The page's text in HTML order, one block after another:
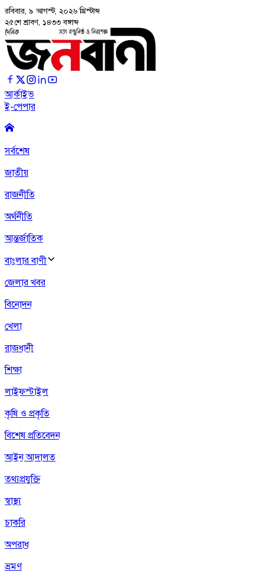
রবিবার, ৯ আগস্ট, ২০২৬ খ্রিস্টাব্দ
২৫শে শ্রাবণ, ১৪৩৩ বঙ্গাব্দ
আর্কাইভ
ই-পেপার
সর্বশেষ
জাতীয়
রাজনীতি
অর্থনীতি
আন্তর্জাতিক
বাংলার বাণী
জেলার খবর
বিনোদন
খেলা
রাজধানী
শিক্ষা
লাইফস্টাইল
কৃষি ও প্রকৃতি
বিশেষ প্রতিবেদন
আইন আদালত
তথ্যপ্রযুক্তি
স্বাস্থ্য
চাকরি
অপরাধ
ভ্রমণ